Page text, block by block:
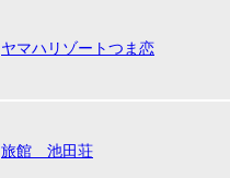
ヤマハリゾートつま恋
旅館 池田荘